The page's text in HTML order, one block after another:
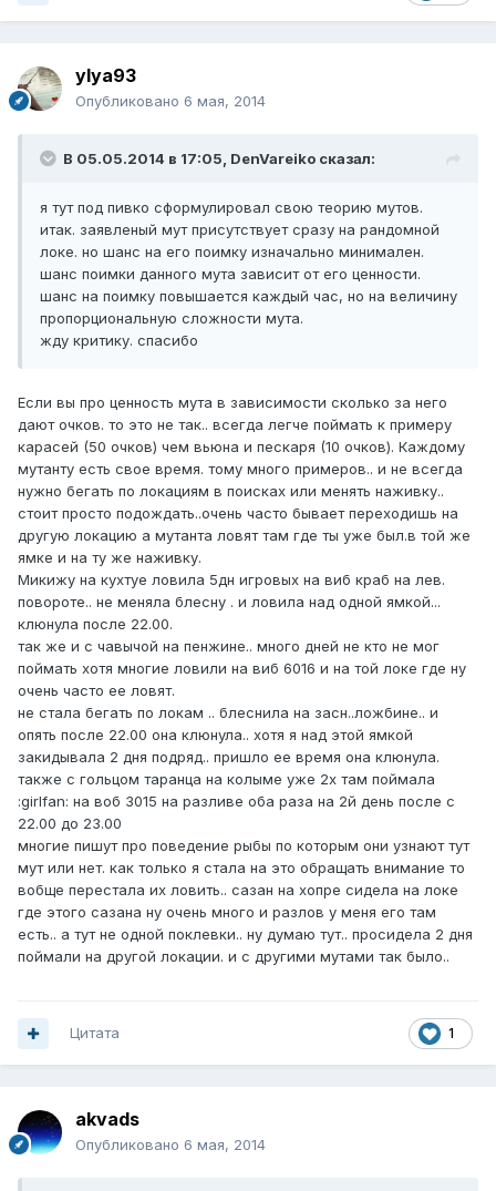
ylya93
Опубликовано 6 мая, 2014
В 05.05.2014 в 17:05, DenVareiko сказал:
я тут под пивко сформулировал свою теорию мутов.
итак. заявленый мут присутствует сразу на рандомной
локе. но шанс на его поимку изначально минимален.
шанс поимки данного мута зависит от его ценности.
шанс на поимку повышается каждый час, но на величину
пропорциональную сложности мута.
жду критику. спасибо
Если вы про ценность мута в зависимости сколько за него
дают очков. то это не так.. всегда легче поймать к примеру
карасей (50 очков) чем вьюна и пескаря (10 очков). Каждому
мутанту есть свое время. тому много примеров.. и не всегда
нужно бегать по локациям в поисках или менять наживку..
стоит просто подождать..очень часто бывает переходишь на
другую локацию а мутанта ловят там где ты уже был.в той же
ямке и на ту же наживку.
Микижу на кухтуе ловила 5дн игровых на виб краб на лев.
повороте.. не меняла блесну . и ловила над одной ямкой...
клюнула после 22.00.
так же и с чавычой на пенжине.. много дней не кто не мог
поймать хотя многие ловили на виб 6016 и на той локе где ну
очень часто ее ловят.
не стала бегать по локам .. блеснила на засн..ложбине.. и
опять после 22.00 она клюнула.. хотя я над этой ямкой
закидывала 2 дня подряд.. пришло ее время она клюнула.
также с гольцом таранца на колыме уже 2х там поймала
:girlfan: на воб 3015 на разливе оба раза на 2й день после с
22.00 до 23.00
многие пишут про поведение рыбы по которым они узнают тут
мут или нет. как только я стала на это обращать внимание то
вобще перестала их ловить.. сазан на хопре сидела на локе
где этого сазана ну очень много и разлов у меня его там
есть.. а тут не одной поклевки.. ну думаю тут.. просидела 2 дня
поймали на другой локации. и с другими мутами так было..
1
Цитата
akvads
Опубликовано 6 мая, 2014